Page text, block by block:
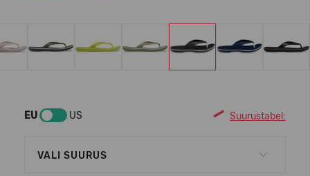
EU US Suurustabel:
VALI SUURUS